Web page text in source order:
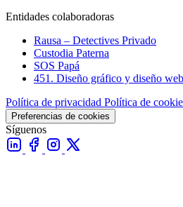
Entidades colaboradoras
Rausa – Detectives Privado
Custodia Paterna
SOS Papá
451. Diseño gráfico y diseño web
Política de privacidad Política de
Preferencias de cookies
Síguenos